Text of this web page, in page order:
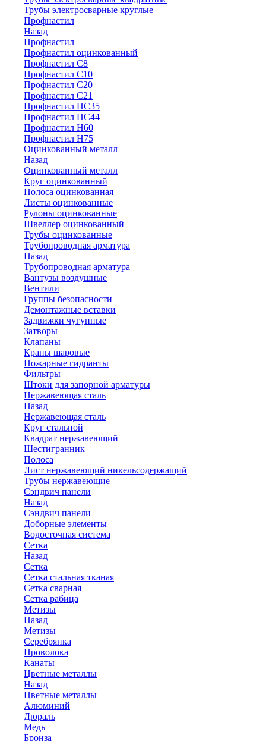
Трубы электросварные круглые
Профнастил
Назад
Профнастил
Профнастил оцинкованный
Профнастил С8
Профнастил С10
Профнастил С20
Профнастил С21
Профнастил НС35
Профнастил НС44
Профнастил Н60
Профнастил Н75
Оцинкованный металл
Назад
Оцинкованный металл
Круг оцинкованный
Полоса оцинкованная
Листы оцинкованные
Рулоны оцинкованные
Швеллер оцинкованный
Трубы оцинкованные
Трубопроводная арматура
Назад
Трубопроводная арматура
Вантузы воздушные
Вентили
Группы безопасности
Демонтажные вставки
Задвижки чугунные
Затворы
Клапаны
Краны шаровые
Пожарные гидранты
Фильтры
Штоки для запорной арматуры
Нержавеющая сталь
Назад
Нержавеющая сталь
Круг стальной
Квадрат нержавеющий
Шестигранник
Полоса
Лист нержавеющий никельсодержащий
Трубы нержавеющие
Сэндвич панели
Назад
Сэндвич панели
Доборные элементы
Водосточная система
Сетка
Назад
Сетка
Сетка стальная тканая
Сетка сварная
Сетка рабица
Метизы
Назад
Метизы
Серебрянка
Проволока
Канаты
Цветные металлы
Назад
Цветные металлы
Алюминий
Дюраль
Медь
Бронза